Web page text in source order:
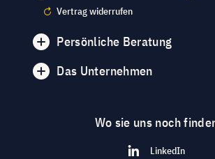
Vertrag widerrufen
Persönliche Beratung
Das Unternehmen
Wo sie uns noch
LinkedIn